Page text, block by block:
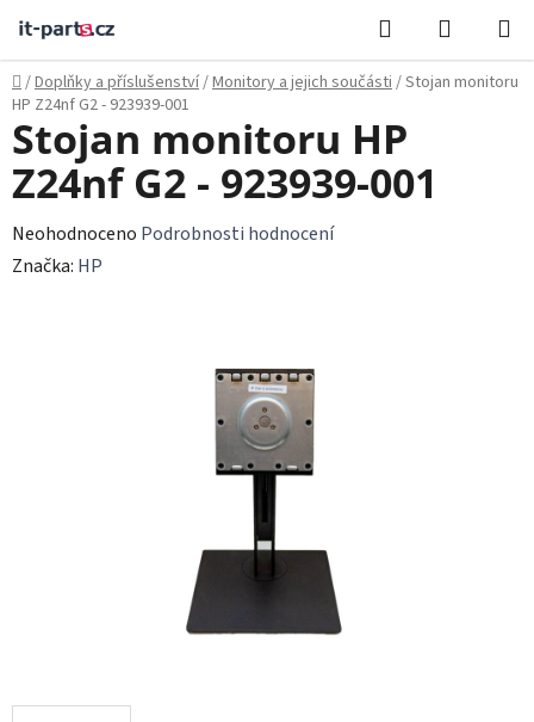
obsah
Hledat
KOŠÍK
Domů
/Doplňky a příslušenství/Monitory a jejich součásti/Stojan monitoru
HP Z24nf G2 - 923939-001
Stojan monitoru HP
Z24nf G2 - 923939-001
Průměrné
hodnocení
Neohodnoceno Podrobnosti hodnocení
Značka: HP